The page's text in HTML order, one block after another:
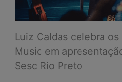
Luiz Caldas celebra
Music em
Sesc Rio Preto